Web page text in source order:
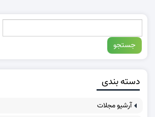
دسته بندی
آرشیو مجلات